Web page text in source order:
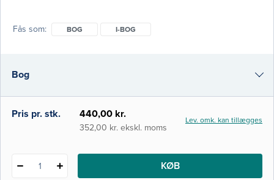
vigtigheden af korrekt og hurtig
og dermed for optimale præstationer, for at
undgå øget risiko for reskader og ved meget
alvorlige skader
Fås som BOG I-BOG
Bog
i-bog
Pris pr. stk. 440,00 kr.
352,00 kr. ekskl. moms
Lev. omk. kan tillægges
1 KØB